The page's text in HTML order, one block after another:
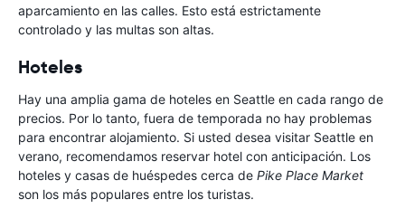
aparcamiento en las calles. Esto está estrictamente
controlado y las multas son altas.
Hoteles
Hay una amplia gama de hoteles en Seattle en cada rango de
precios. Por lo tanto, fuera de temporada no hay problemas
para encontrar alojamiento. Si usted desea visitar Seattle en
verano, recomendamos reservar hotel con anticipación. Los
hoteles y casas de huéspedes cerca de Pike Place Market
son los más populares entre los turistas.